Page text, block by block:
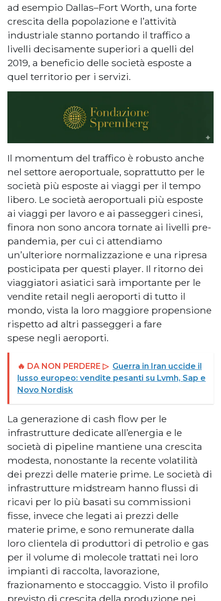
ad esempio Dallas–Fort Worth, una forte
crescita della popolazione e l’attività
industriale stanno portando il traffico a
livelli decisamente superiori a quelli del
2019, a beneficio delle società esposte a
quel territorio per i servizi.
Il momentum del traffico è robusto anche
nel settore aeroportuale, soprattutto per le
società più esposte ai viaggi per il tempo
libero. Le società aeroportuali più esposte
ai viaggi per lavoro e ai passeggeri cinesi,
finora non sono ancora tornate ai livelli pre-
pandemia, per cui ci attendiamo
un’ulteriore normalizzazione e una ripresa
posticipata per questi player. Il ritorno dei
viaggiatori asiatici sarà importante per le
vendite retail negli aeroporti di tutto il
mondo, vista la loro maggiore propensione
rispetto ad altri passeggeri a fare
spese negli aeroporti.
🔥 DA NON PERDERE ▷ Guerra in Iran uccide il
lusso europeo: vendite pesanti su Lvmh, Sap e
Novo Nordisk
La generazione di cash flow per le
infrastrutture dedicate all’energia e le
società di pipeline mantiene una crescita
modesta, nonostante la recente volatilità
dei prezzi delle materie prime. Le società di
infrastrutture midstream hanno flussi di
ricavi per lo più basati su commissioni
fisse, invece che legati ai prezzi delle
materie prime, e sono remunerate dalla
loro clientela di produttori di petrolio e gas
per il volume di molecole trattati nei loro
impianti di raccolta, lavorazione,
frazionamento e stoccaggio. Visto il profilo
previsto di crescita della produzione nei